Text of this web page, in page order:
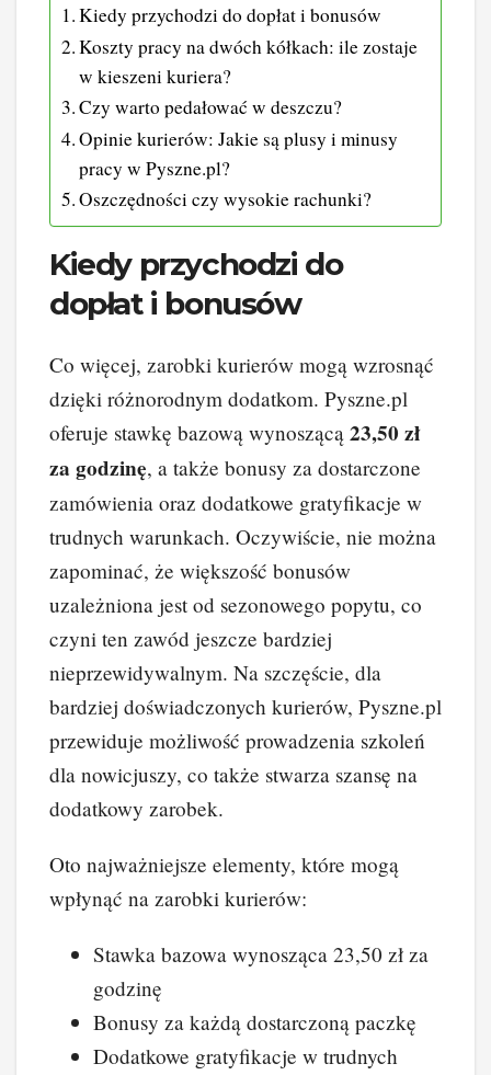
Kiedy przychodzi do dopłat i bonusów
Koszty pracy na dwóch kółkach: ile zostaje
w kieszeni kuriera?
Czy warto pedałować w deszczu?
Opinie kurierów: Jakie są plusy i minusy
pracy w Pyszne.pl?
Oszczędności czy wysokie rachunki?
Kiedy przychodzi do
dopłat i bonusów
Co więcej, zarobki kurierów mogą wzrosnąć
dzięki różnorodnym dodatkom. Pyszne.pl
oferuje stawkę bazową wynoszącą 23,50 zł
za godzinę, a także bonusy za dostarczone
zamówienia oraz dodatkowe gratyfikacje w
trudnych warunkach. Oczywiście, nie można
zapominać, że większość bonusów
uzależniona jest od sezonowego popytu, co
czyni ten zawód jeszcze bardziej
nieprzewidywalnym. Na szczęście, dla
bardziej doświadczonych kurierów, Pyszne.pl
przewiduje możliwość prowadzenia szkoleń
dla nowicjuszy, co także stwarza szansę na
dodatkowy zarobek.
Oto najważniejsze elementy, które mogą
wpłynąć na zarobki kurierów:
Stawka bazowa wynosząca 23,50 zł za
godzinę
Bonusy za każdą dostarczoną paczkę
Dodatkowe gratyfikacje w trudnych